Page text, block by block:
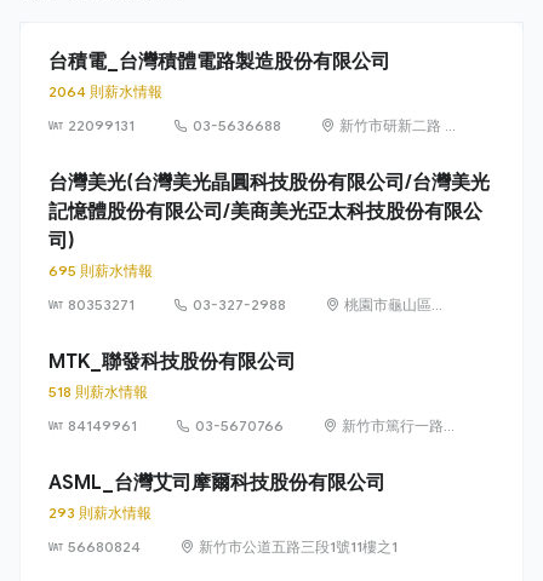
台積電_台灣積體電路製造股份有限公司
2064 則薪水情報
22099131
03-5636688
新竹市研新二路 8
區）
台灣美光(台灣美光晶圓科技股份有限公司/台灣美光
記憶體股份有限公司/美商美光亞太科技股份有限公
司)
695 則薪水情報
80353271
03-327-2988
桃園市龜山區文
MTK_聯發科技股份有限公司
518 則薪水情報
84149961
03-5670766
新竹市篤行一路 1
區）
ASML_台灣艾司摩爾科技股份有限公司
293 則薪水情報
56680824
新竹市公道五路三段1號11樓之1